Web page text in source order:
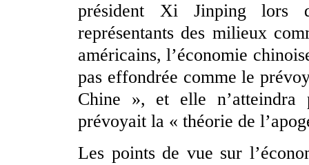
président Xi Jinping lors
représentants des milieux
américains, l’économie
pas effondrée comme le
Chine », et elle n’atteindra
prévoyait la « théorie de
Les points de vue sur